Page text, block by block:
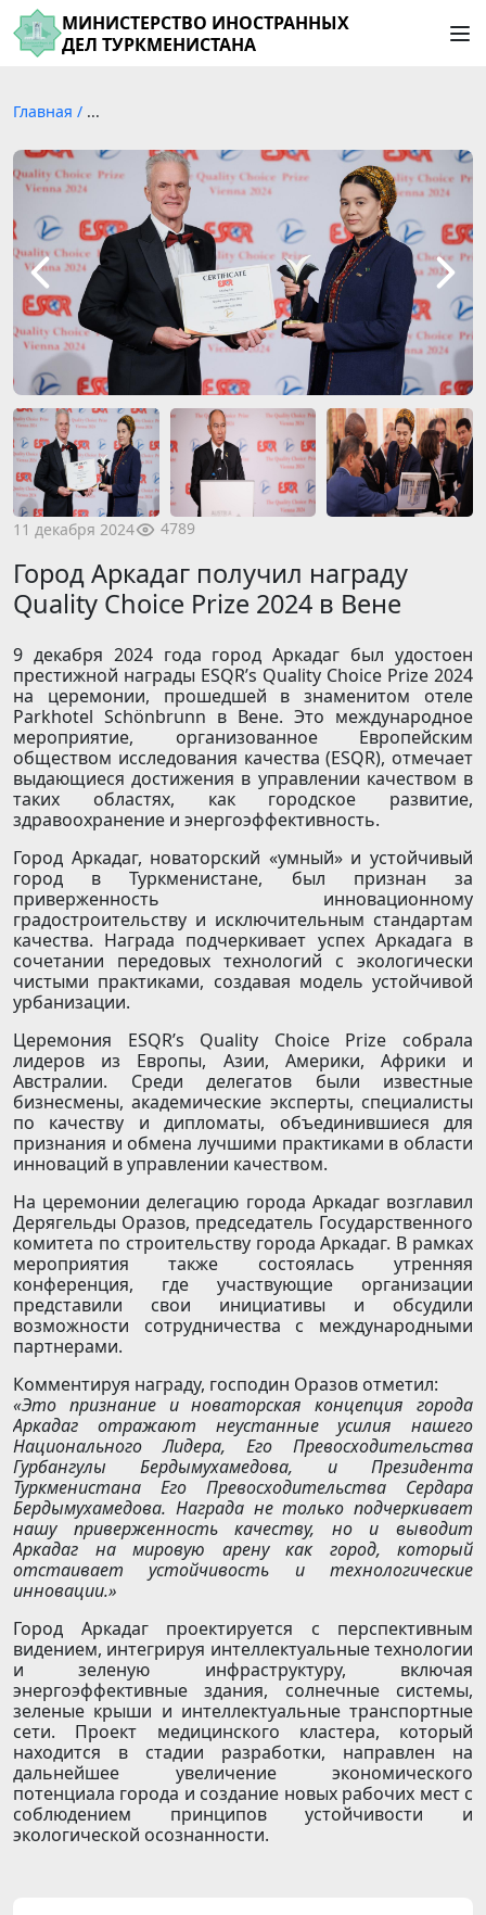
МИНИСТЕРСТВО ИНОСТРАННЫХ
ДЕЛ ТУРКМЕНИСТАНА
Главная / ...
11 декабря 2024 4789
Город Аркадаг получил награду
Quality Choice Prize 2024 в Вене
9 декабря 2024 года город Аркадаг был удостоен
престижной награды ESQR’s Quality Choice Prize 2024
на церемонии, прошедшей в знаменитом отеле
Parkhotel Schönbrunn в Вене. Это международное
мероприятие, организованное Европейским
обществом исследования качества (ESQR), отмечает
выдающиеся достижения в управлении качеством в
таких областях, как городское развитие,
здравоохранение и энергоэффективность.
Город Аркадаг, новаторский «умный» и устойчивый
город в Туркменистане, был признан за
приверженность инновационному
градостроительству и исключительным стандартам
качества. Награда подчеркивает успех Аркадага в
сочетании передовых технологий с экологически
чистыми практиками, создавая модель устойчивой
урбанизации.
Церемония ESQR’s Quality Choice Prize собрала
лидеров из Европы, Азии, Америки, Африки и
Австралии. Среди делегатов были известные
бизнесмены, академические эксперты, специалисты
по качеству и дипломаты, объединившиеся для
признания и обмена лучшими практиками в области
инноваций в управлении качеством.
На церемонии делегацию города Аркадаг возглавил
Дерягельды Оразов, председатель Государственного
комитета по строительству города Аркадаг. В рамках
мероприятия также состоялась утренняя
конференция, где участвующие организации
представили свои инициативы и обсудили
возможности сотрудничества с международными
партнерами.
Комментируя награду, господин Оразов отметил:
«Это признание и новаторская концепция города
Аркадаг отражают неустанные усилия нашего
Национального Лидера, Его Превосходительства
Гурбангулы Бердымухамедова, и Президента
Туркменистана Его Превосходительства Сердара
Бердымухамедова. Награда не только подчеркивает
нашу приверженность качеству, но и выводит
Аркадаг на мировую арену как город, который
отстаивает устойчивость и технологические
инновации.»
Город Аркадаг проектируется с перспективным
видением, интегрируя интеллектуальные технологии
и зеленую инфраструктуру, включая
энергоэффективные здания, солнечные системы,
зеленые крыши и интеллектуальные транспортные
сети. Проект медицинского кластера, который
находится в стадии разработки, направлен на
дальнейшее увеличение экономического
потенциала города и создание новых рабочих мест с
соблюдением принципов устойчивости и
экологической осознанности.